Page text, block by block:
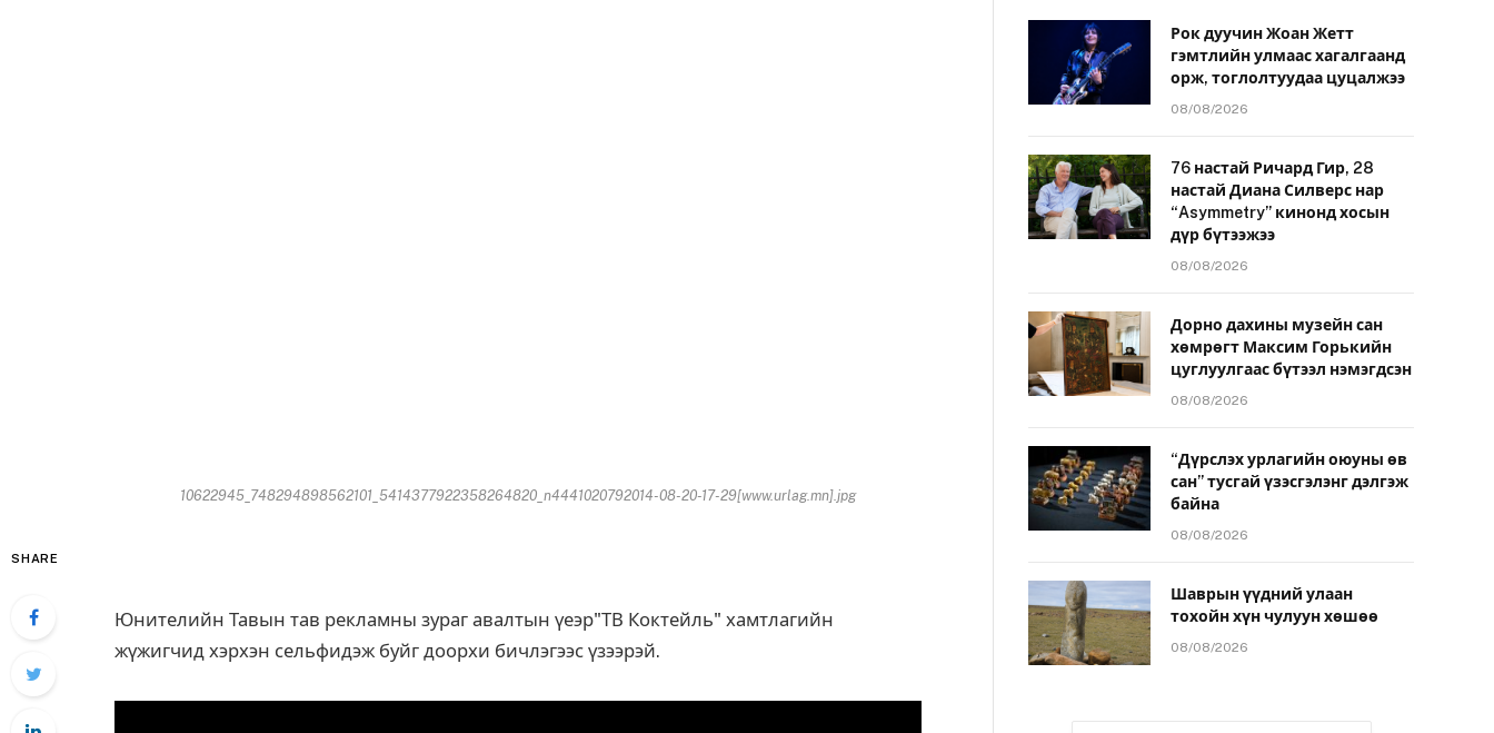
10622945_748294898562101_5414377922358264820_n4441020792014-08-20-17-29[www.urlag.mn].jpg
SHARE
Юнителийн Тавын тав рекламны зураг авалтын үеэр"ТВ Коктейль" хамтлагийн
жүжигчид хэрхэн сельфидэж буйг доорхи бичлэгээс үзээрэй.
Рок дуучин Жоан Жетт
гэмтлийн улмаас хагалгаанд
орж, тоглолтуудаа цуцалжээ
08/08/2026
76 настай Ричард Гир, 28
настай Диана Силверс нар
“Asymmetry” кинонд хосын
дүр бүтээжээ
08/08/2026
Дорно дахины музейн сан
хөмрөгт Максим Горькийн
цуглуулгаас бүтээл нэмэгдсэн
08/08/2026
“Дүрслэх урлагийн оюуны өв
сан” тусгай үзэсгэлэнг дэлгэж
байна
08/08/2026
Шаврын үүдний улаан
тохойн хүн чулуун хөшөө
08/08/2026